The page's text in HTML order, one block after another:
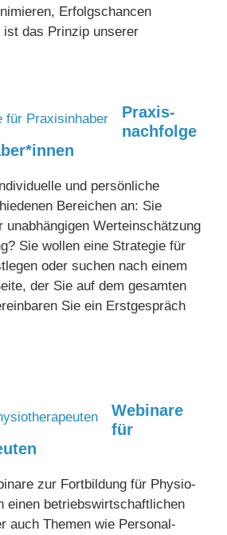
Erfolgschancen
ist das Prinzip unserer
Praxis­
nach­folge
und persönliche
Bereichen an: Sie
unabhängigen Werteinschätzung
Sie wollen eine Strategie für
oder suchen nach einem
der Sie auf dem gesamten
Sie ein Erstgespräch
Webinare
für
zur Fortbildung für Physio­
einen betriebs­­wirtschaft­­lichen
auch Themen wie Personal­